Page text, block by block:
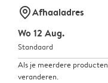
marker-pinAfhaaladres
Wo 12 Aug.
Standaard
Als je meerdere
veranderen.